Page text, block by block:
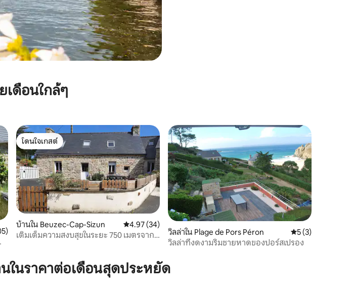
เดือนใกล้ๆ
4.84 จาก 5, 605 รีวิว
โดนใจเกสต์
โดนใจเกสต์
บ้านใน Beuzec-Cap-Sizun คะแนนเฉลี่ย 4.97 จาก 5, 34 รีวิว
4.97 (34)
เติมเต็มความสงบสุขในระยะ 750 เมตรจาก
วิลล่าใน Plage de Pors Péron คะแนนเฉลี่ย 5 จา
5 (3)
วิลล่าที่งดงามริมชายหาดของปอร์สเปรอง
ในราคาต่อเดือนสุดประหยัด